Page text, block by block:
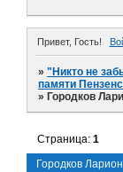
Привет, Гость!
»"Никто не
памяти
» Городков
Городков
Страница:1